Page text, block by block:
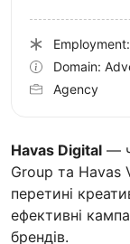
Havas Digital —
Group та
перетині
ефективні
брендів.
Domain:
Agency